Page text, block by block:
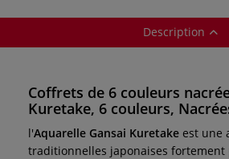
Description
Coffrets de 6 couleurs
Kuretake, 6 couleurs,
l'Aquarelle Gansai Kuretake est une
traditionnelles japonaises fortement